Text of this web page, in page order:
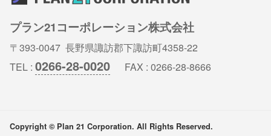
プラン21コーポレーション株式会社
〒393-0047 長野県諏訪郡下諏訪町4358-22
TEL : 0266-28-0020 FAX : 0266-28-8666
Copyright © Plan 21 Corporation. All Rights Reserved.